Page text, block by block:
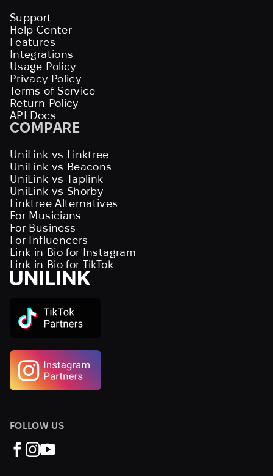
Support
Help Center
Features
Integrations
Usage Policy
Privacy Policy
Terms of Service
Return Policy
API Docs
COMPARE
UniLink vs Linktree
UniLink vs Beacons
UniLink vs Taplink
UniLink vs Shorby
Linktree Alternatives
For Musicians
For Business
For Influencers
Link in Bio for Instagram
Link in Bio for TikTok
FOLLOW US